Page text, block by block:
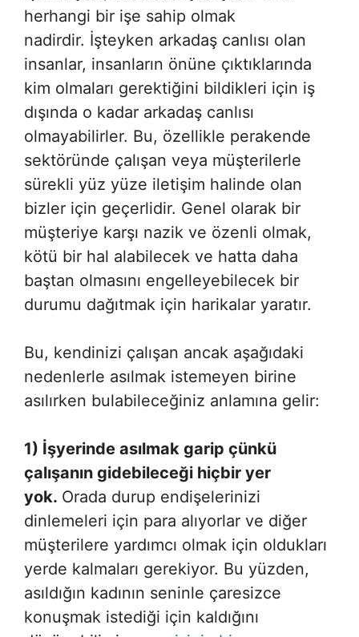
herhangi bir işe sahip olmak
nadirdir. İşteyken arkadaş canlısı olan
insanlar, insanların önüne çıktıklarında
kim olmaları gerektiğini bildikleri için iş
dışında o kadar arkadaş canlısı
olmayabilirler. Bu, özellikle perakende
sektöründe çalışan veya müşterilerle
sürekli yüz yüze iletişim halinde olan
bizler için geçerlidir. Genel olarak bir
müşteriye karşı nazik ve özenli olmak,
kötü bir hal alabilecek ve hatta daha
baştan olmasını engelleyebilecek bir
durumu dağıtmak için harikalar yaratır.
Bu, kendinizi çalışan ancak aşağıdaki
nedenlerle asılmak istemeyen birine
asılırken bulabileceğiniz anlamına gelir:
1) İşyerinde asılmak garip çünkü
çalışanın gidebileceği hiçbir yer
yok. Orada durup endişelerinizi
dinlemeleri için para alıyorlar ve diğer
müşterilere yardımcı olmak için oldukları
yerde kalmaları gerekiyor. Bu yüzden,
asıldığın kadının seninle çaresizce
konuşmak istediği için kaldığını